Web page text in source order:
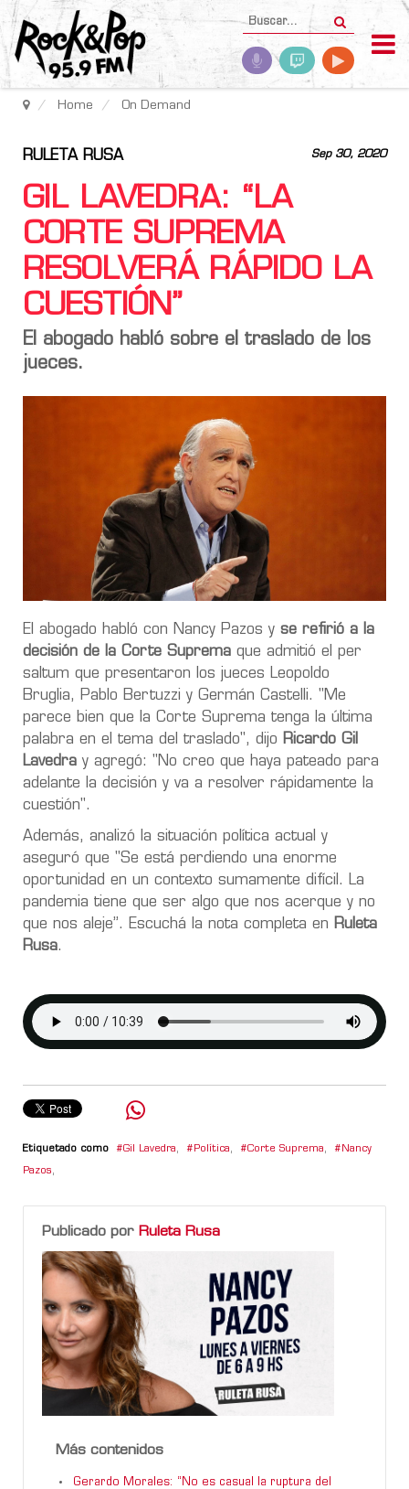
Home On Demand
Sep 30, 2020
RULETA RUSA
GIL LAVEDRA: “LA
CORTE SUPREMA
RESOLVERÁ RÁPIDO LA
CUESTIÓN”
El abogado habló sobre el traslado de los
jueces.
El abogado habló con Nancy Pazos y se refirió a la
decisión de la Corte Suprema que admitió el per
saltum que presentaron los jueces Leopoldo
Bruglia, Pablo Bertuzzi y Germán Castelli. "Me
parece bien que la Corte Suprema tenga la última
palabra en el tema del traslado", dijo Ricardo Gil
Lavedra y agregó: "No creo que haya pateado para
adelante la decisión y va a resolver rápidamente la
cuestión".
Además, analizó la situación política actual y
aseguró que "Se está perdiendo una enorme
oportunidad en un contexto sumamente difícil. La
pandemia tiene que ser algo que nos acerque y no
que nos aleje”. Escuchá la nota completa en Ruleta
Rusa.
Etiquetado como Gil Lavedra, Política, Corte Suprema, Nancy
Pazos,
Publicado por Ruleta Rusa
Más contenidos
Gerardo Morales: “No es casual la ruptura del